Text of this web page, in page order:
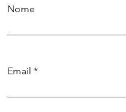
Nome
Email